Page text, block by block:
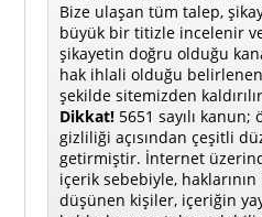
Bize ulaşan tüm talep,
büyük bir titizle incelenir
şikayetin doğru olduğu
hak ihlali olduğu
şekilde sitemizden
Dikkat! 5651 sayılı kanun;
gizliliği açısından çeşitli
getirmiştir. İnternet
içerik sebebiyle,
düşünen kişiler, içeriğin